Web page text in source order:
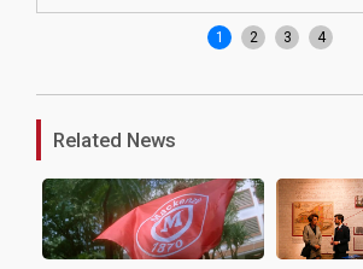
1 2 3 4
Related News